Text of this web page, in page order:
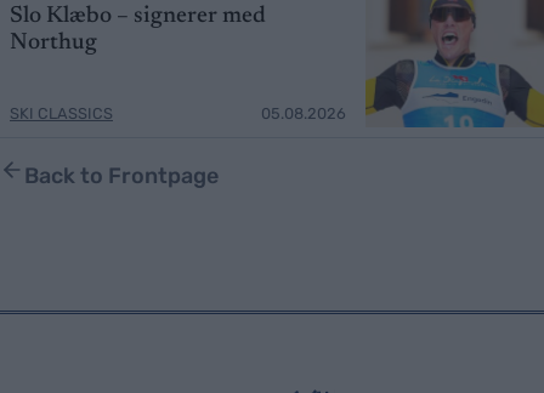
Slo Klæbo – signerer med
Northug
SKI CLASSICS 05.08.2026
Back to Frontpage